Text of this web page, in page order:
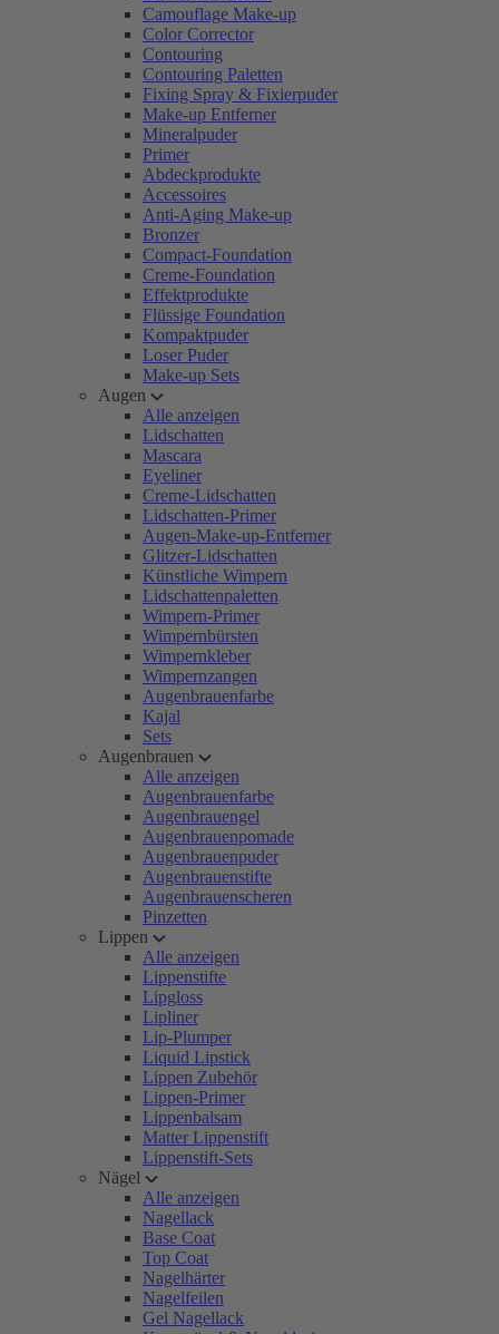
Camouflage Make-up
Color Corrector
Contouring
Contouring Paletten
Fixing Spray & Fixierpuder
Make-up Entferner
Mineralpuder
Primer
Abdeckprodukte
Accessoires
Anti-Aging Make-up
Bronzer
Compact-Foundation
Creme-Foundation
Effektprodukte
Flüssige Foundation
Kompaktpuder
Loser Puder
Make-up Sets
Augen
Alle anzeigen
Lidschatten
Mascara
Eyeliner
Creme-Lidschatten
Lidschatten-Primer
Augen-Make-up-Entferner
Glitzer-Lidschatten
Künstliche Wimpern
Lidschattenpaletten
Wimpern-Primer
Wimpernbürsten
Wimpernkleber
Wimpernzangen
Augenbrauenfarbe
Kajal
Sets
Augenbrauen
Alle anzeigen
Augenbrauenfarbe
Augenbrauengel
Augenbrauenpomade
Augenbrauenpuder
Augenbrauenstifte
Augenbrauenscheren
Pinzetten
Lippen
Alle anzeigen
Lippenstifte
Lipgloss
Lipliner
Lip-Plumper
Liquid Lipstick
Lippen Zubehör
Lippen-Primer
Lippenbalsam
Matter Lippenstift
Lippenstift-Sets
Nägel
Alle anzeigen
Nagellack
Base Coat
Top Coat
Nagelhärter
Nagelfeilen
Gel Nagellack